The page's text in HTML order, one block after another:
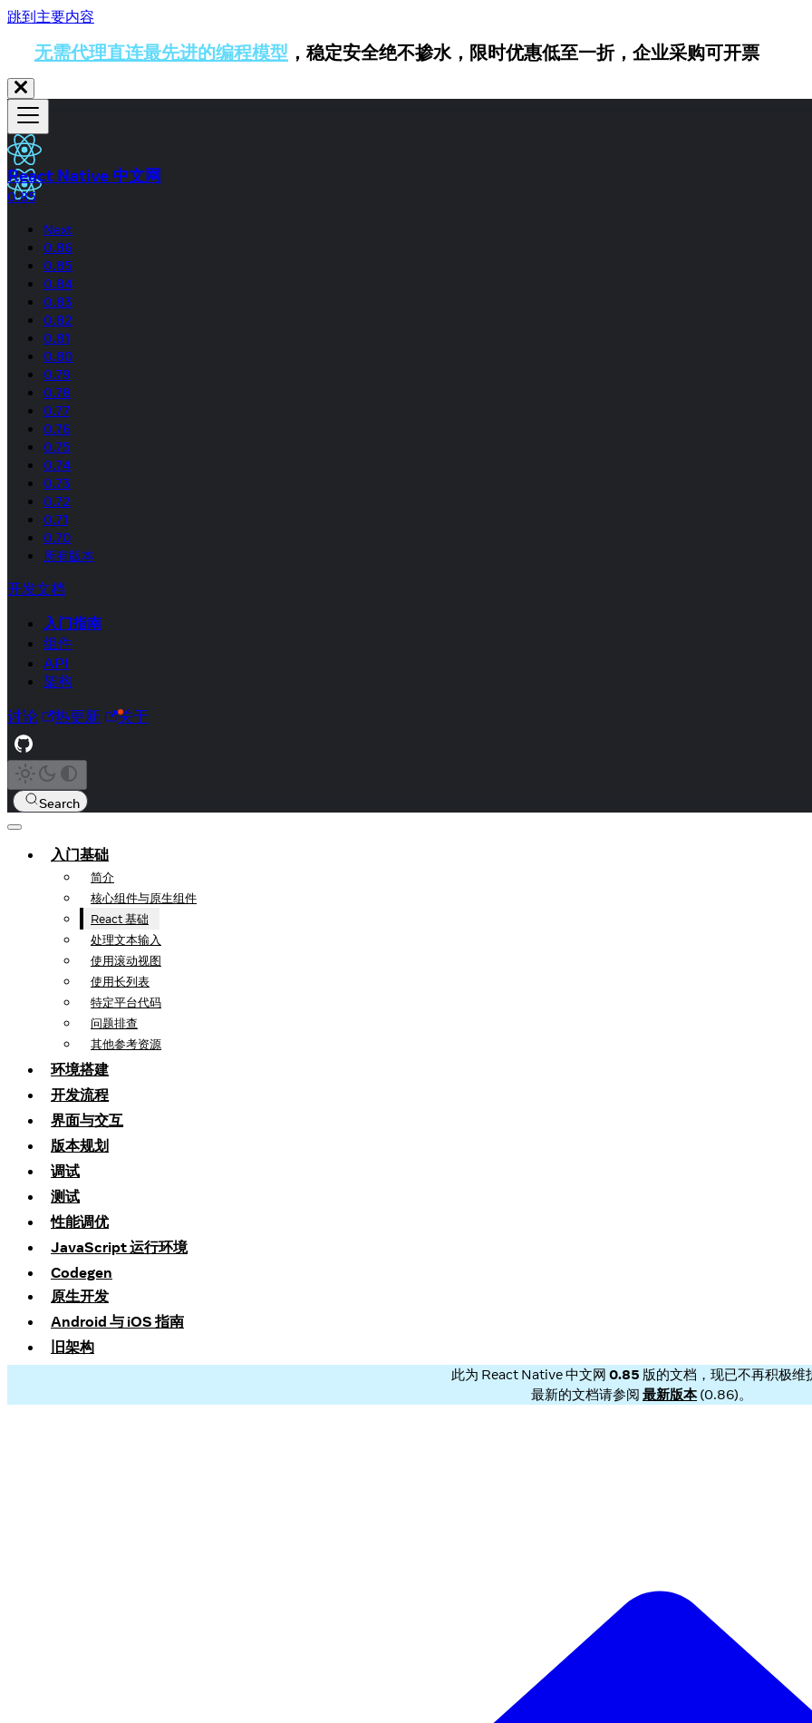
跳到主要内容
无需代理直连最先进的编程模型 ，稳定安全绝不掺水，限时优惠低至一折，企业采购可开票
React Native 中文网
0.85
Next
0.86
0.85
0.84
0.83
0.82
0.81
0.80
0.79
0.78
0.77
0.76
0.75
0.74
0.73
0.72
0.71
0.70
所有版本
开发文档
入门指南
组件
API
架构
讨论 热更新 关于
Search
入门基础
简介
核心组件与原生组件
React 基础
处理文本输入
使用滚动视图
使用长列表
特定平台代码
问题排查
其他参考资源
环境搭建
开发流程
界面与交互
版本规划
调试
测试
性能调优
JavaScript 运行环境
Codegen
原生开发
Android 与 iOS 指南
旧架构
此为 React Native 中文网 0.85 版的文档，现已不再积极维
最新的文档请参阅 最新版本(0.86)。